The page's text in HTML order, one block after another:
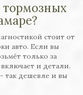
тормозных
стоит от
авто. Если вы
только за
и детали.
так дешевле и вы